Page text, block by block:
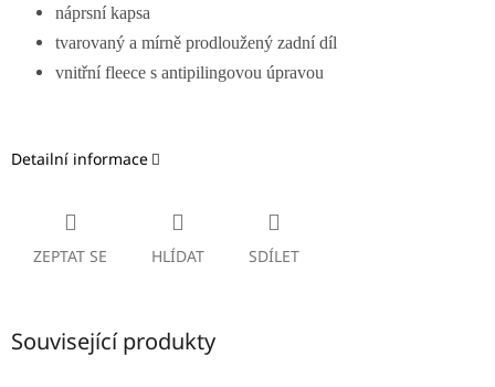
náprsní kapsa
tvarovaný a mírně prodloužený zadní díl
vnitřní fleece s antipilingovou úpravou
Detailní informace
ZEPTAT SE HLÍDAT SDÍLET
Související produkty